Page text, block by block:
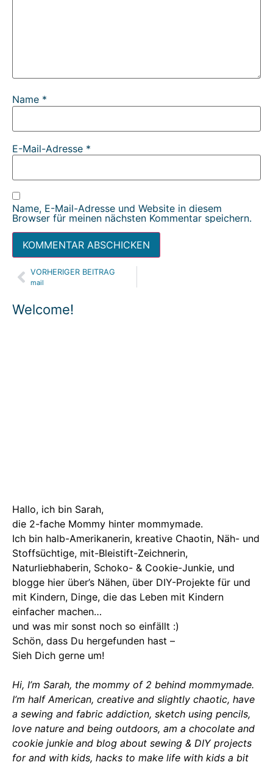
Welcome!
Hallo, ich bin Sarah,
die 2-fache Mommy hinter mommymade.
Ich bin halb-Amerikanerin, kreative Chaotin, Näh- und
Stoffsüchtige, mit-Bleistift-Zeichnerin,
Naturliebhaberin, Schoko- & Cookie-Junkie, und
blogge hier über’s Nähen, über DIY-Projekte für und
mit Kindern, Dinge, die das Leben mit Kindern
einfacher machen…
und was mir sonst noch so einfällt :)
Schön, dass Du hergefunden hast –
Sieh Dich gerne um!
Hi, I’m Sarah, the mommy of 2 behind mommymade.
I’m half American, creative and slightly chaotic, have
a sewing and fabric addiction, sketch using pencils,
love nature and being outdoors, am a chocolate and
cookie junkie and blog about sewing & DIY projects
for and with kids, hacks to make life with kids a bit
Name *
E-Mail-Adresse *
Name, E-Mail-Adresse und Website in diesem
Browser für meinen nächsten Kommentar speichern.
Alternative:
VORHERIGER BEITRAG
mail